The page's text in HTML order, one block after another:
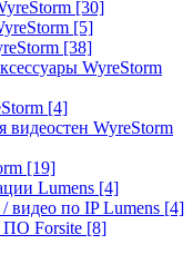
[30]
[5]
[38]
WyreStorm
[4]
видеостен WyreStorm
[19]
Lumens [4]
видео по IP Lumens [4]
ПО Forsite [8]